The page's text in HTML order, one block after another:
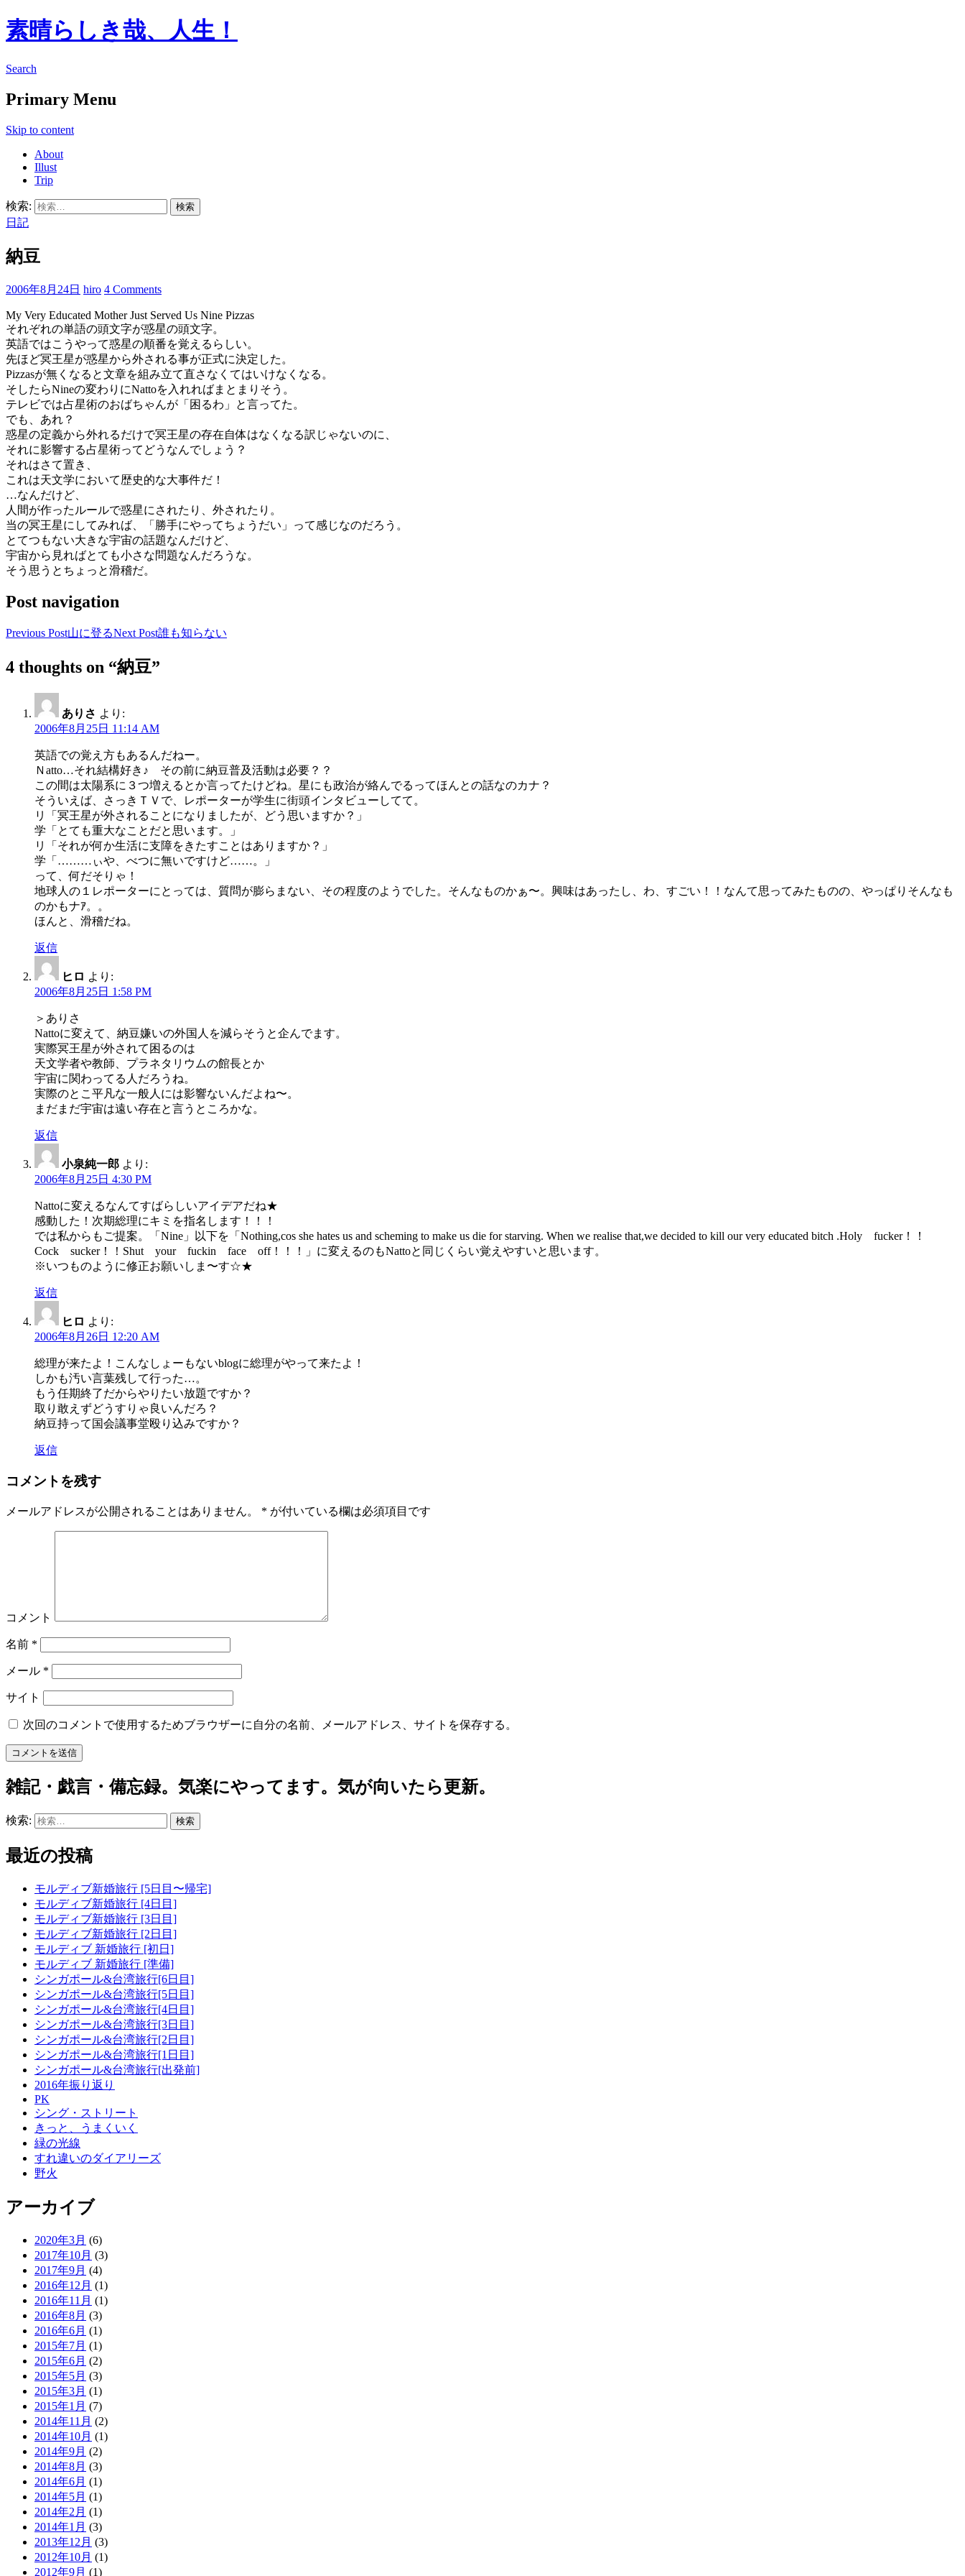
素晴らしき哉、人生！
Search
Primary Menu
Skip to content
About
Illust
Trip
検索:
日記
納豆
2006年8月24日 hiro 4 Comments
My Very Educated Mother Just Served Us Nine Pizzas
それぞれの単語の頭文字が惑星の頭文字。
英語ではこうやって惑星の順番を覚えるらしい。
先ほど冥王星が惑星から外される事が正式に決定した。
Pizzasが無くなると文章を組み立て直さなくてはいけなくなる。
そしたらNineの変わりにNattoを入れればまとまりそう。
テレビでは占星術のおばちゃんが「困るわ」と言ってた。
でも、あれ？
惑星の定義から外れるだけで冥王星の存在自体はなくなる訳じゃないのに、
それに影響する占星術ってどうなんでしょう？
それはさて置き、
これは天文学において歴史的な大事件だ！
…なんだけど、
人間が作ったルールで惑星にされたり、外されたり。
当の冥王星にしてみれば、「勝手にやってちょうだい」って感じなのだろう。
とてつもない大きな宇宙の話題なんだけど、
宇宙から見ればとても小さな問題なんだろうな。
そう思うとちょっと滑稽だ。
Post navigation
Previous Post山に登るNext Post誰も知らない
4 thoughts on “納豆”
ありさ より:
2006年8月25日 11:14 AM
英語での覚え方もあるんだねー。
Ｎatto…それ結構好き♪ その前に納豆普及活動は必要？？
この間は太陽系に３つ増えるとか言ってたけどね。星にも政治が絡んでるってほんとの話なのカナ？
そういえば、さっきＴＶで、レポーターが学生に街頭インタビューしてて。
リ「冥王星が外されることになりましたが、どう思いますか？」
学「とても重大なことだと思います。」
リ「それが何か生活に支障をきたすことはありますか？」
学「………ぃや、べつに無いですけど……。」
って、何だそりゃ！
地球人の１レポーターにとっては、質問が膨らまない、その程度のようでした。そんなものかぁ〜。興味はあったし、わ、すごい！！なんて思ってみたものの、やっぱりそんなも
のかもナｱ。。
ほんと、滑稽だね。
返信
ヒロ より:
2006年8月25日 1:58 PM
＞ありさ
Nattoに変えて、納豆嫌いの外国人を減らそうと企んでます。
実際冥王星が外されて困るのは
天文学者や教師、プラネタリウムの館長とか
宇宙に関わってる人だろうね。
実際のとこ平凡な一般人には影響ないんだよね〜。
まだまだ宇宙は遠い存在と言うところかな。
返信
小泉純一郎 より:
2006年8月25日 4:30 PM
Nattoに変えるなんてすばらしいアイデアだね★
感動した！次期総理にキミを指名します！！！
では私からもご提案。「Nine」以下を「Nothing,cos she hates us and scheming to make us die for starving. When we realise that,we decided to kill our very educated bitch .Holy fucker！！
Cock sucker！！Shut your fuckin face off！！！」に変えるのもNattoと同じくらい覚えやすいと思います。
※いつものように修正お願いしま〜す☆★
返信
ヒロ より:
2006年8月26日 12:20 AM
総理が来たよ！こんなしょーもないblogに総理がやって来たよ！
しかも汚い言葉残して行った…。
もう任期終了だからやりたい放題ですか？
取り敢えずどうすりゃ良いんだろ？
納豆持って国会議事堂殴り込みですか？
返信
コメントを残す
メールアドレスが公開されることはありません。 * が付いている欄は必須項目です
コメント
名前 *
メール *
サイト
次回のコメントで使用するためブラウザーに自分の名前、メールアドレス、サイトを保存する。
雑記・戯言・備忘録。気楽にやってます。気が向いたら更新。
検索:
最近の投稿
モルディブ新婚旅行 [5日目〜帰宅]
モルディブ新婚旅行 [4日目]
モルディブ新婚旅行 [3日目]
モルディブ新婚旅行 [2日目]
モルディブ 新婚旅行 [初日]
モルディブ 新婚旅行 [準備]
シンガポール&台湾旅行[6日目]
シンガポール&台湾旅行[5日目]
シンガポール&台湾旅行[4日目]
シンガポール&台湾旅行[3日目]
シンガポール&台湾旅行[2日目]
シンガポール&台湾旅行[1日目]
シンガポール&台湾旅行[出発前]
2016年振り返り
PK
シング・ストリート
きっと、うまくいく
緑の光線
すれ違いのダイアリーズ
野火
アーカイブ
2020年3月 (6)
2017年10月 (3)
2017年9月 (4)
2016年12月 (1)
2016年11月 (1)
2016年8月 (3)
2016年6月 (1)
2015年7月 (1)
2015年6月 (2)
2015年5月 (3)
2015年3月 (1)
2015年1月 (7)
2014年11月 (2)
2014年10月 (1)
2014年9月 (2)
2014年8月 (3)
2014年6月 (1)
2014年5月 (1)
2014年2月 (1)
2014年1月 (3)
2013年12月 (3)
2012年10月 (1)
2012年9月 (1)